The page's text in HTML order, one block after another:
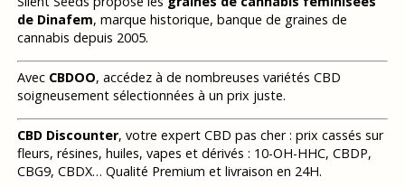
de Dinafem, marque historique, banque de graines de
cannabis depuis 2005.
Avec CBDOO, accédez à de nombreuses variétés CBD
soigneusement sélectionnées à un prix juste.
CBD Discounter, votre expert CBD pas cher : prix cassés sur
fleurs, résines, huiles, vapes et dérivés : 10-OH-HHC, CBDP,
CBG9, CBDX… Qualité Premium et livraison en 24H.